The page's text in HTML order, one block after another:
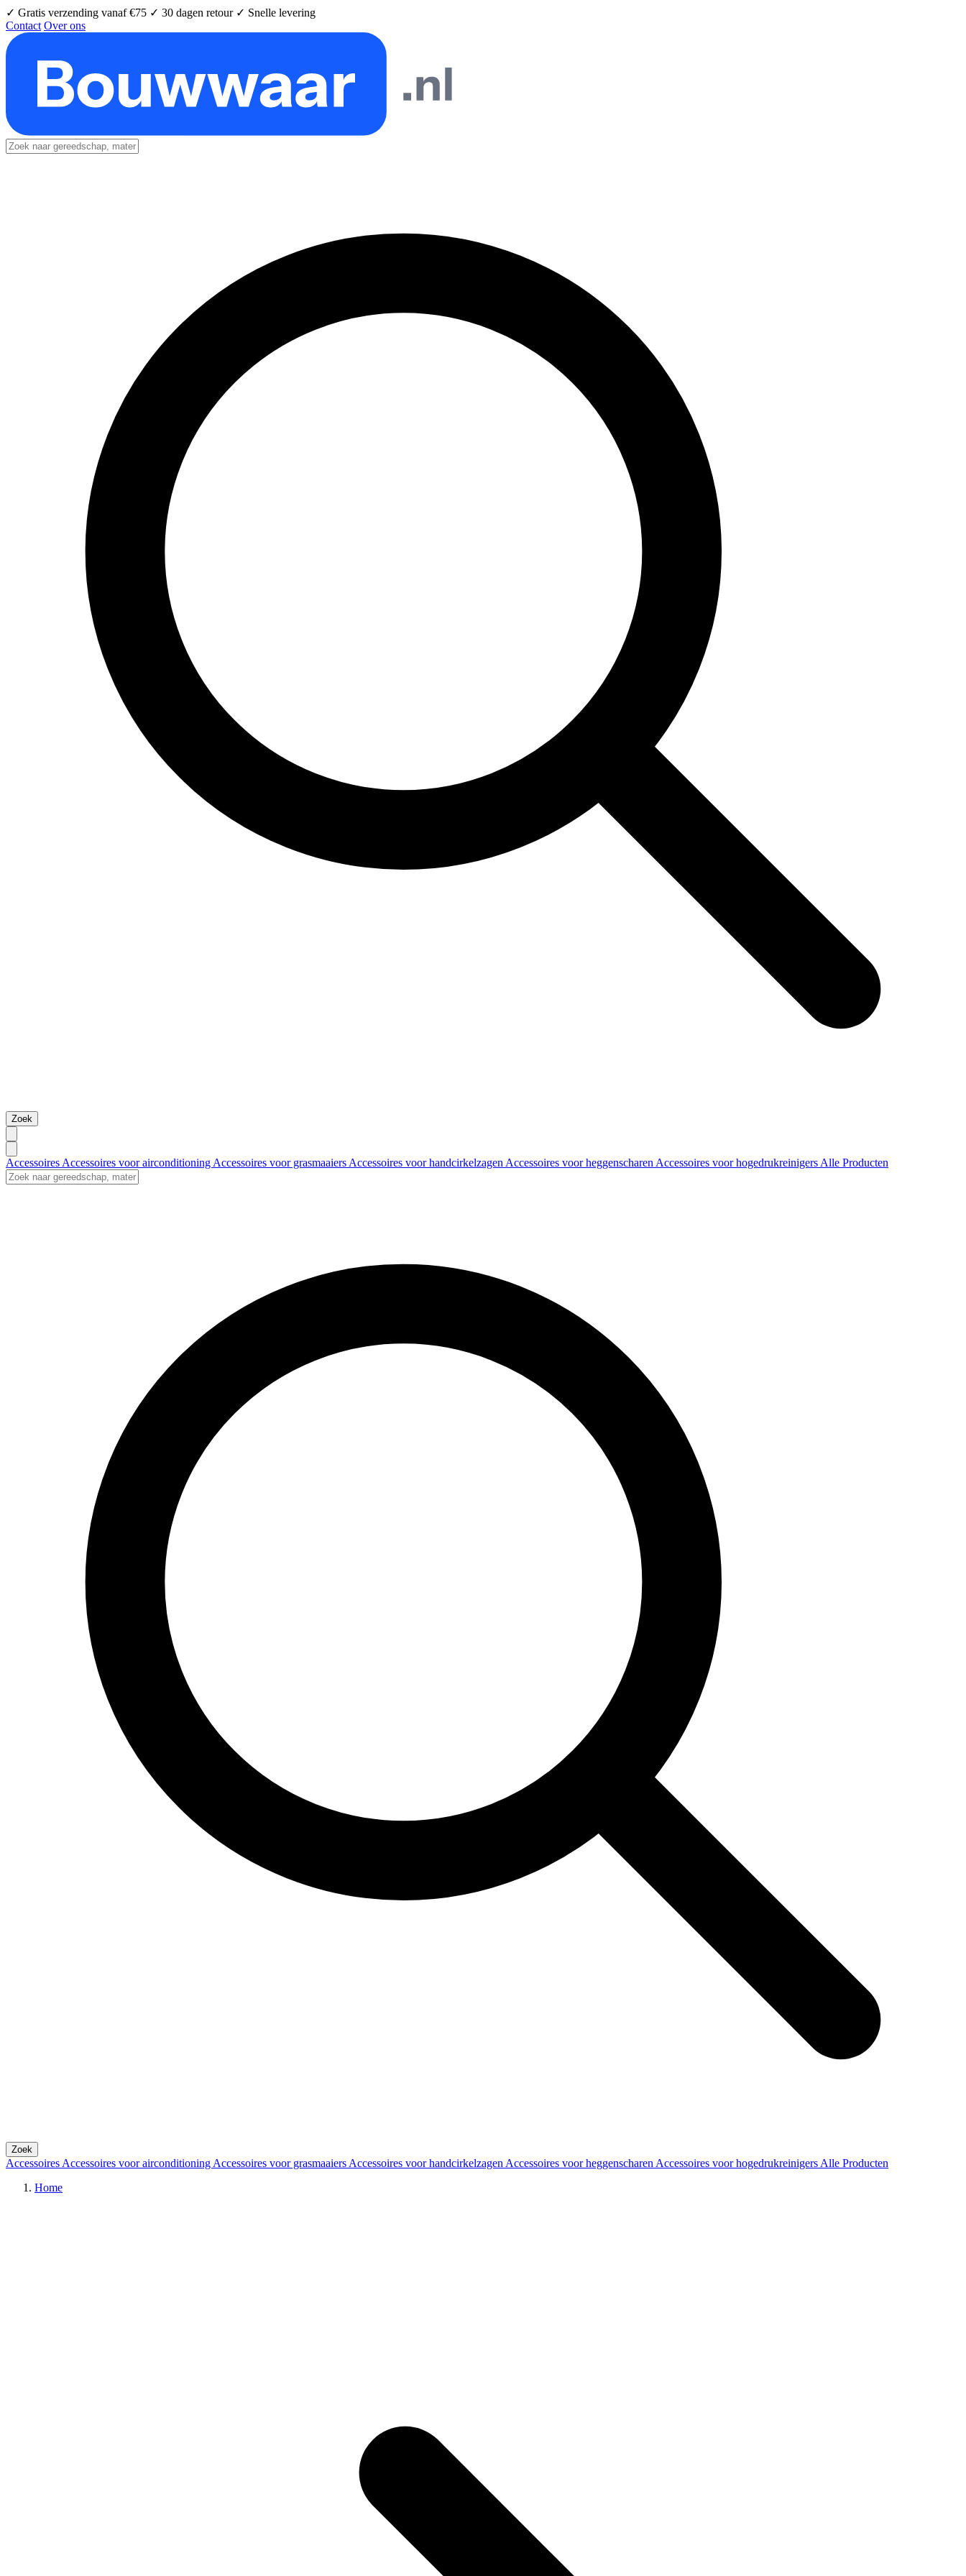
✓ Gratis verzending vanaf €75 ✓ 30 dagen retour ✓ Snelle levering
Contact Over ons
Zoek
Accessoires Accessoires voor airconditioning Accessoires voor grasmaaiers Accessoires voor handcirkelzagen Accessoires voor heggenscharen Accessoires voor hogedrukreinigers Alle Producten
Zoek
Accessoires Accessoires voor airconditioning Accessoires voor grasmaaiers Accessoires voor handcirkelzagen Accessoires voor heggenscharen Accessoires voor hogedrukreinigers Alle Producten
Home